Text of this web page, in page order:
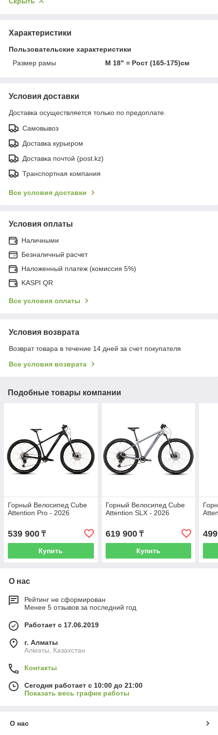
Характеристики
Пользовательские характеристики
Размер рамы
M 18" = Рост (165-175)см
Условия доставки
Доставка осуществляется только по предоплате.
Самовывоз
Доставка курьером
Доставка почтой (post.kz)
Транспортная компания
Все условия доставки
Условия оплаты
Наличными
Безналичный расчет
Наложенный платеж (комиссия 5%)
KASPI QR
Все условия оплаты
Условия возврата
Возврат товара в течение 14 дней за счет покупателя
Все условия возврата
Подобные товары компании
Горный Велосипед Cube
Attention Pro - 2026
539 900 ₸
Купить
Горный Велосипед Cube
Attention SLX - 2026
619 900₸
Купить
О нас
Рейтинг не сформирован
Менее 5 отзывов за последний год
Работает с 17.06.2019
г. Алматы
Алматы, Казахстан
Контакты
Сегодня работает с 10:00 до 21:00
Показать весь график работы
О нас